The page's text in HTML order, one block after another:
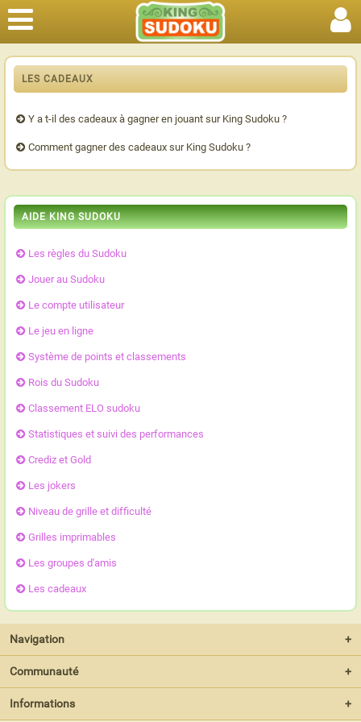
LES CADEAUX
Y a t-il des cadeaux à gagner en jouant sur King Sudoku ?
Comment gagner des cadeaux sur King Sudoku ?
AIDE KING SUDOKU
Les règles du Sudoku
Jouer au Sudoku
Le compte utilisateur
Le jeu en ligne
Système de points et classements
Rois du Sudoku
Classement ELO sudoku
Statistiques et suivi des performances
Crediz et Gold
Les jokers
Niveau de grille et difficulté
Grilles imprimables
Les groupes d'amis
Les cadeaux
Navigation +
Communauté +
Informations +